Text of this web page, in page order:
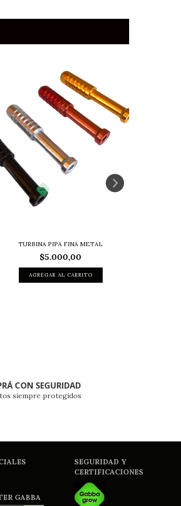
TURBINA PIPA FINA METAL
$5.000,00
CON SEGURIDAD
siempre protegidos
GABBA
SEGURIDAD Y
CERTIFICACIONES